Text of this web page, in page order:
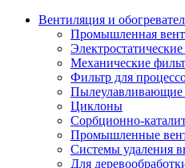
Вентиляция и
Промышленная
Механические
Фильтр для
Пылеулавливающие
Циклоны
Сорбционно-
Промышленные
Системы удаления
Для